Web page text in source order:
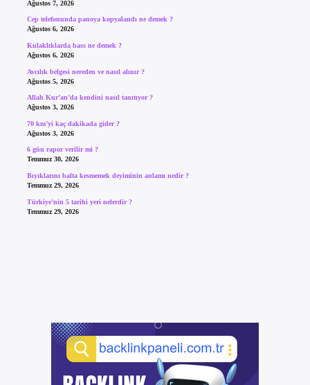
Ağustos 7, 2026
Cep telefonunda panoya kopyalandı ne demek ?
Ağustos 6, 2026
Kulaklıklarda bass ne demek ?
Ağustos 6, 2026
Avcılık belgesi nereden ve nasıl alınır ?
Ağustos 5, 2026
Allah Kur’an’da kendini nasıl tanıtıyor ?
Ağustos 3, 2026
70 km’yi kaç dakikada gider ?
Ağustos 3, 2026
6 gün rapor verilir mi ?
Temmuz 30, 2026
Bıyıklarını balta kesmemek deyiminin anlamı nedir ?
Temmuz 29, 2026
Türkiye’nin 5 tarihi yeri nelerdir ?
Temmuz 29, 2026